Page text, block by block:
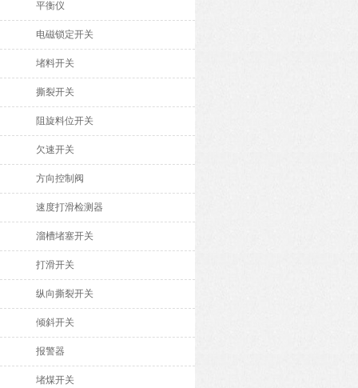
平衡仪
电磁锁定开关
堵料开关
撕裂开关
阻旋料位开关
欠速开关
方向控制阀
速度打滑检测器
溜槽堵塞开关
打滑开关
纵向撕裂开关
倾斜开关
报警器
堵煤开关